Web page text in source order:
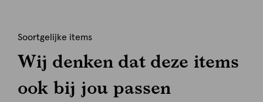
Soortgelijke items
Wij denken dat deze items
ook bij jou passen